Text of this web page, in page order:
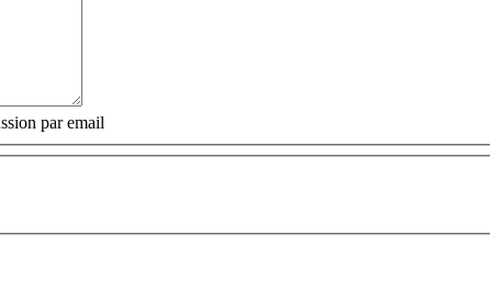
par email